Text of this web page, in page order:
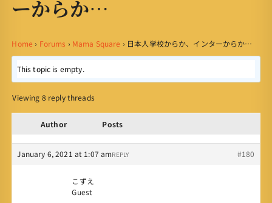
ーからか…
Home › Forums › Mama Square › 日本人学校からか、インターからか…
This topic is empty.
Viewing 8 reply threads
Author Posts
January 6, 2021 at 1:07 am #180
REPLY
こずえ
Guest